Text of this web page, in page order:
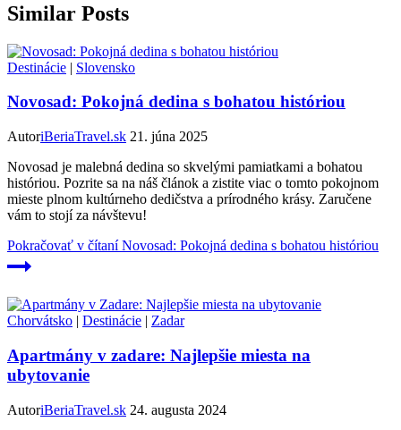
Similar Posts
Destinácie | Slovensko
Novosad: Pokojná dedina s bohatou históriou
AutoriBeriaTravel.sk 21. júna 2025
Novosad je malebná dedina so skvelými pamiatkami a bohatou
históriou. Pozrite sa na náš článok a zistite viac o tomto pokojnom
mieste plnom kultúrneho dedičstva a prírodného krásy. Zaručene
vám to stojí za návštevu!
Pokračovať v čítaníNovosad: Pokojná dedina s bohatou históriou
Chorvátsko | Destinácie | Zadar
Apartmány v zadare: Najlepšie miesta na
ubytovanie
AutoriBeriaTravel.sk 24. augusta 2024